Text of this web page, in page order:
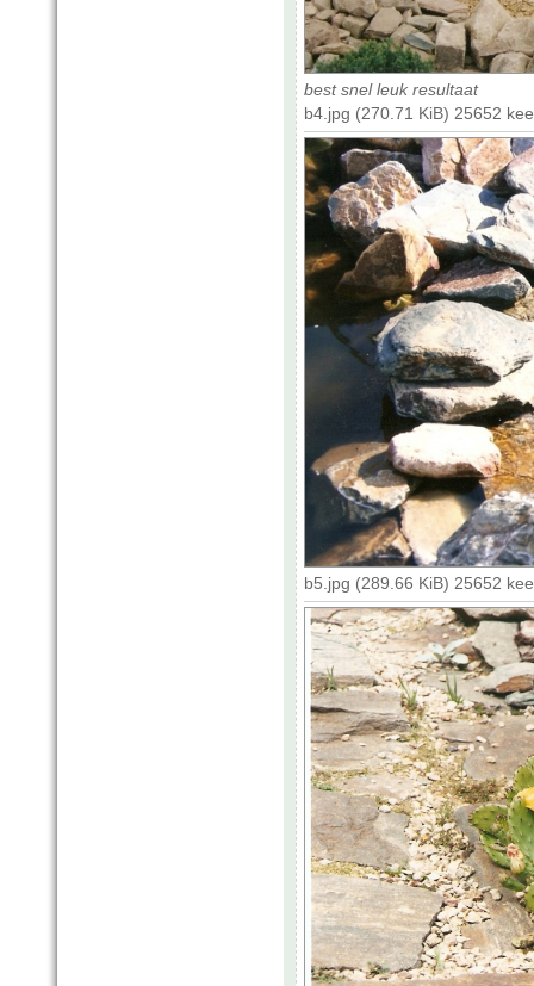
best snel leuk resultaat
b4.jpg (270.71 KiB) 25652
b5.jpg (289.66 KiB) 25652